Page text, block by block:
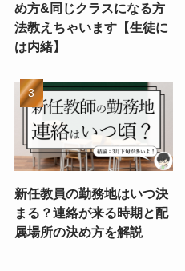
め方&同じクラスになる方
法教えちゃいます【生徒に
は内緒】
新任教員の勤務地はいつ決
まる？連絡が来る時期と配
属場所の決め方を解説